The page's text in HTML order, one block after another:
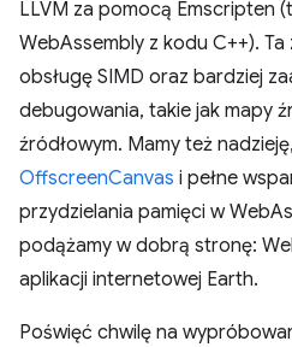
LLVM za pomocą Emscripten
WebAssembly z kodu C++). Ta
obsługę SIMD oraz bardziej
debugowania, takie jak mapy
źródłowym. Mamy też
OffscreenCanvas i pełne
przydzielania pamięci w
podążamy w dobrą stronę:
aplikacji internetowej Earth.
Poświęć chwilę na